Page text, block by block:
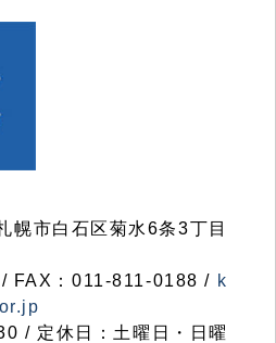
市白石区菊水6条3丁目
FAX：011-811-0188 / k
/ 定休日：土曜日・日曜